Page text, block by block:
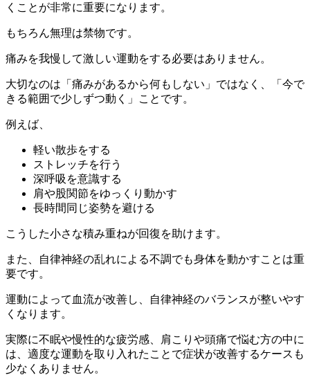
くことが非常に重要になります。
もちろん無理は禁物です。
痛みを我慢して激しい運動をする必要はありません。
大切なのは「痛みがあるから何もしない」ではなく、「今で
きる範囲で少しずつ動く」ことです。
例えば、
軽い散歩をする
ストレッチを行う
深呼吸を意識する
肩や股関節をゆっくり動かす
長時間同じ姿勢を避ける
こうした小さな積み重ねが回復を助けます。
また、自律神経の乱れによる不調でも身体を動かすことは重
要です。
運動によって血流が改善し、自律神経のバランスが整いやす
くなります。
実際に不眠や慢性的な疲労感、肩こりや頭痛で悩む方の中に
は、適度な運動を取り入れたことで症状が改善するケースも
少なくありません。